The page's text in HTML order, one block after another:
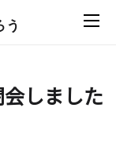
う
しました